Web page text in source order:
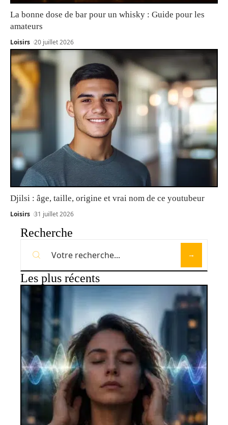
La bonne dose de bar pour un whisky : Guide pour les
amateurs
Loisirs 20 juillet 2026
Djilsi : âge, taille, origine et vrai nom de ce youtubeur
Loisirs 31 juillet 2026
Recherche
Les plus récents